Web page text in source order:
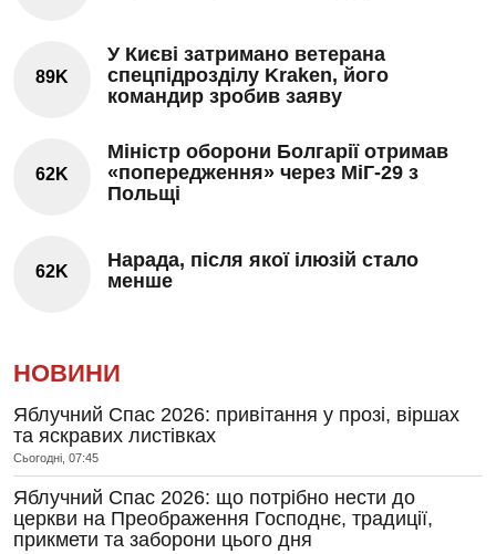
89K
У Києві затримано ветерана
спецпідрозділу Kraken, його
командир зробив заяву
62K
Міністр оборони Болгарії отримав
«попередження» через МіГ-29 з
Польщі
62K
Нарада, після якої ілюзій стало
менше
НОВИНИ
Яблучний Спас 2026: привітання у прозі, віршах
та яскравих листівках
Сьогодні, 07:45
Яблучний Спас 2026: що потрібно нести до
церкви на Преображення Господнє, традиції,
прикмети та заборони цього дня